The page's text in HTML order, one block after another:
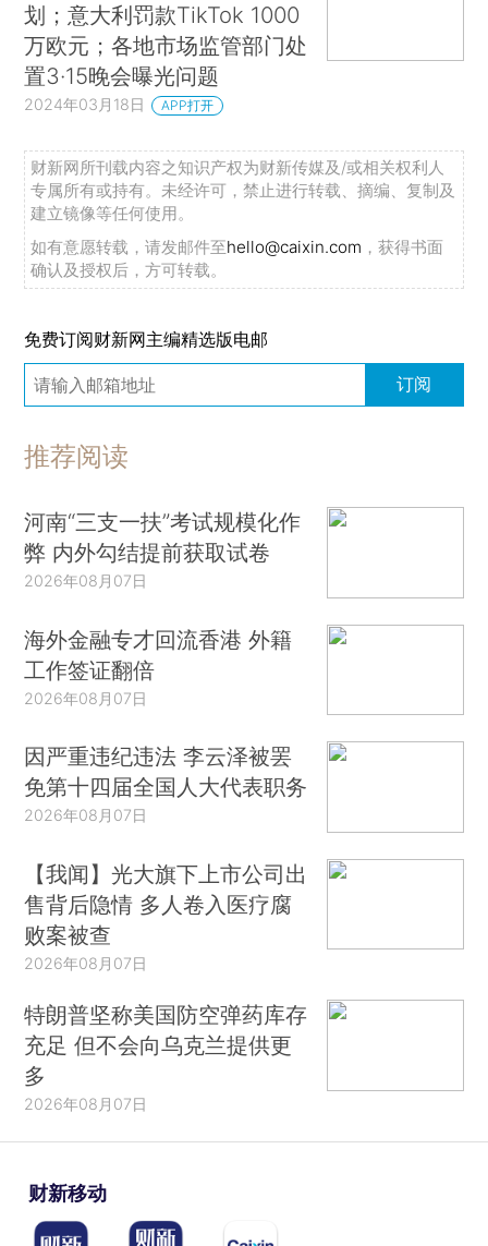
划；意大利罚款TikTok 1000
万欧元；各地市场监管部门处
置3·15晚会曝光问题
2024年03月18日 APP打开
财新网所刊载内容之知识产权为财新传媒及/或相关权利人
专属所有或持有。未经许可，禁止进行转载、摘编、复制及
建立镜像等任何使用。
如有意愿转载，请发邮件至hello@caixin.com ，获得书面
确认及授权后，方可转载。
免费订阅财新网主编精选版电邮
订阅
推荐阅读
河南“三支一扶”考试规模化作
弊 内外勾结提前获取试卷
2026年08月07日
海外金融专才回流香港 外籍
工作签证翻倍
2026年08月07日
因严重违纪违法 李云泽被罢
免第十四届全国人大代表职务
2026年08月07日
【我闻】光大旗下上市公司出
售背后隐情 多人卷入医疗腐
败案被查
2026年08月07日
特朗普坚称美国防空弹药库存
充足 但不会向乌克兰提供更
多
2026年08月07日
财新移动